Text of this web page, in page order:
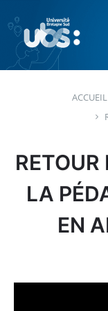
contenu
navigation
principale
footer
ACCUEIL
RETOUR
LA
EN